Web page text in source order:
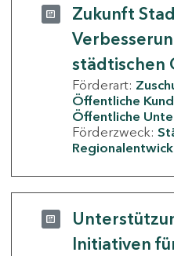
Zukunft
städtischen
Förderart:
Öffentliche
Öffentliche
Förderzweck:
Initiativen